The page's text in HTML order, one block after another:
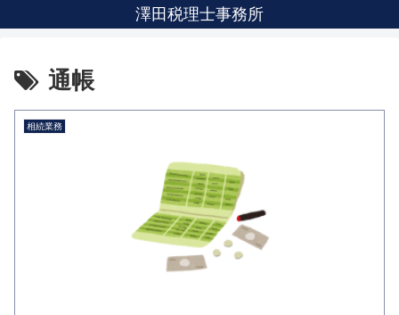
澤田税理士事務所
通帳
相続業務